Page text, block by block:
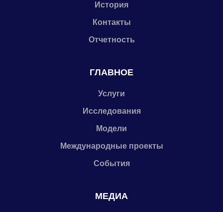
История
Контакты
Отчетность
ГЛАВНОЕ
Услуги
Исследования
Модели
Международные проекты
События
МЕДИА